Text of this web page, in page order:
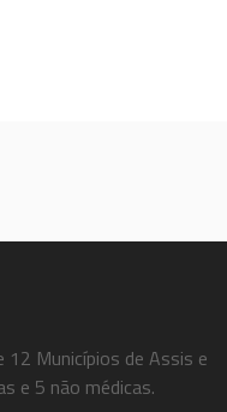
Municípios de Assis e
e 5 não médicas.